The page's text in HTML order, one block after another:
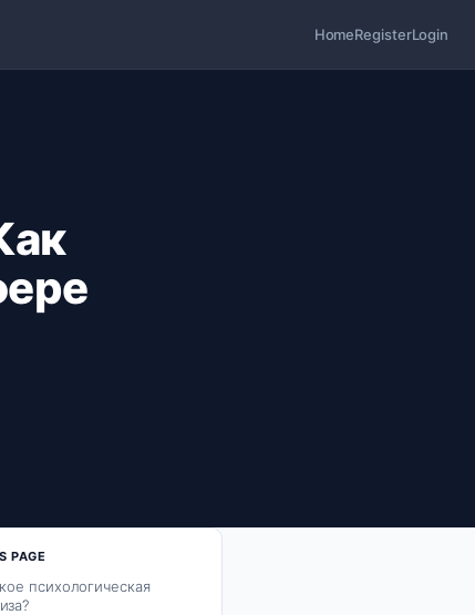
HomeRegisterLogin
PAGE
психологическая